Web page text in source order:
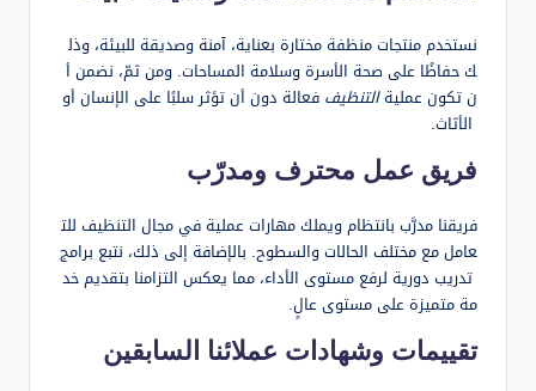
نستخدم منتجات منظفة مختارة بعناية، آمنة وصديقة للبيئة، وذل
ك حفاظًا على صحة الأسرة وسلامة المساحات. ومن ثمّ، نضمن أ
ن تكون عمليةالتنظيف فعالة دون أن تؤثر سلبًا على الإنسان أو
الأثاث.
فريق عمل محترف ومدرّب
فريقنا مدرَّب بانتظام ويملك مهارات عملية في مجال التنظيف للت
عامل مع مختلف الحالات والسطوح. بالإضافة إلى ذلك، نتبع برامج
تدريب دورية لرفع مستوى الأداء، مما يعكس التزامنا بتقديم خد
مة متميزة على مستوى عالٍ.
تقييمات وشهادات عملائنا السابقين